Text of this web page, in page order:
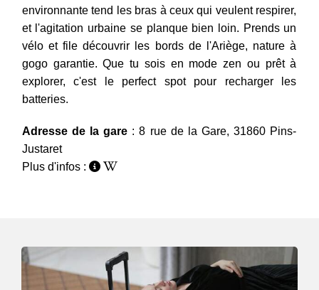
environnante tend les bras à ceux qui veulent respirer,
et l'agitation urbaine se planque bien loin. Prends un
vélo et file découvrir les bords de l'Ariège, nature à
gogo garantie. Que tu sois en mode zen ou prêt à
explorer, c'est le perfect spot pour recharger les
batteries.
Adresse de la gare : 8 rue de la Gare, 31860 Pins-
Justaret
Plus d'infos :